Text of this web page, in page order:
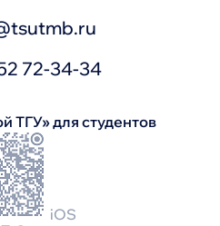
72-34-34
ТГУ» для студентов
iOS